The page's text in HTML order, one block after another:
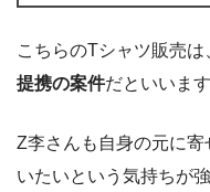
こちらのTシャツ販売は
提携の案件だといいます
Z李さんも自身の元に
いたいという気持ちが強